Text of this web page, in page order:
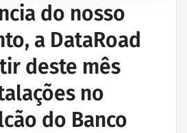
do nosso
a DataRoad
deste mês
no
do Banco